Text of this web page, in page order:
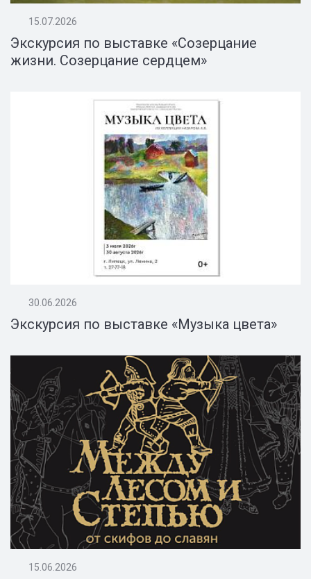
15.07.2026
Экскурсия по выставке «Созерцание
жизни. Созерцание сердцем»
30.06.2026
Экскурсия по выставке «Музыка цвета»
15.06.2026